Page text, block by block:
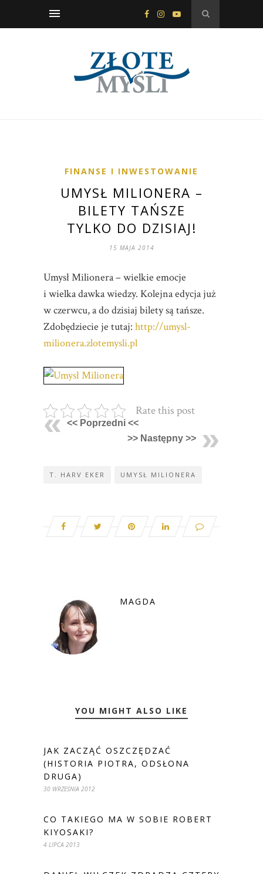
FINANSE I INWESTOWANIE
UMYSŁ MILIONERA –
BILETY TAŃSZE
TYLKO DO DZISIAJ!
15 MAJA 2014
Umysł Milionera – wielkie emocje
i wielka dawka wiedzy. Kolejna edycja już
w czerwcu, a do dzisiaj bilety są tańsze.
Zdobędziecie je tutaj: http://umysl-
milionera.zlotemysli.pl
Rate this post
<< Poprzedni <<
>> Następny >>
T. HARV EKER UMYSŁ MILIONERA
MAGDA
YOU MIGHT ALSO LIKE
JAK ZACZĄĆ OSZCZĘDZAĆ
(HISTORIA PIOTRA, ODSŁONA
DRUGA)
30 WRZEŚNIA 2012
CO TAKIEGO MA W SOBIE ROBERT
KIYOSAKI?
4 LIPCA 2013